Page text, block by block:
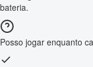
bateria.
Posso jogar enquanto